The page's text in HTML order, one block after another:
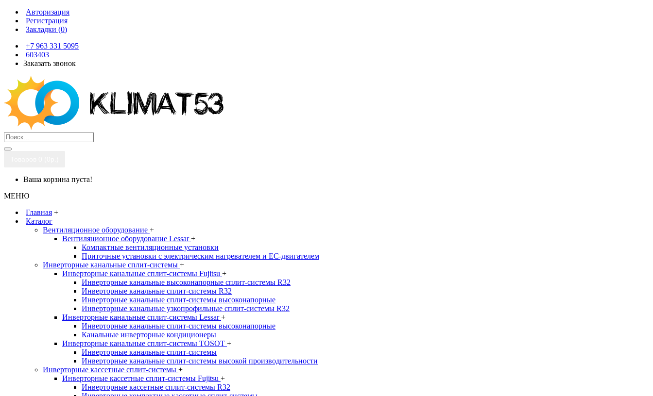
Авторизация
Регистрация
Закладки (0)
+7 963 331 5095
603403
Заказать звонок
Ваша корзина пуста!
МЕНЮ
Главная +
Каталог
Вентиляционное оборудование +
Вентиляционное оборудование Lessar+
Компактные вентиляционные установки
Приточные установки с электрическим нагревателем и EC-двигателем
Инверторные канальные сплит-системы +
Инверторные канальные сплит-системы Fujitsu +
Инверторные канальные высоконапорные сплит-системы R32
Инверторные канальные сплит-системы R32
Инверторные канальные сплит-системы высоконапорные
Инверторные канальные узкопрофильные сплит-системы R32
Инверторные канальные сплит-системы Lessar+
Инверторные канальные сплит-системы высоконапорные
Канальные инверторные кондиционеры
Инверторные канальные сплит-системы TOSOT +
Инверторные канальные сплит-системы
Инверторные канальные сплит-системы высокой производительности
Инверторные кассетные сплит-системы +
Инверторные кассетные сплит-системы Fujitsu +
Инверторные кассетные сплит-системы R32